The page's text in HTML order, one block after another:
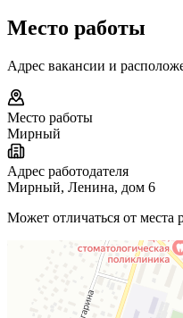
Место работы
Адрес вакансии и
Место работы
Мирный
Адрес работодателя
Мирный, Ленина, дом 6
Может отличаться от места